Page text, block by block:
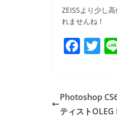
ZEISSより少し
れませんね！
F
e
b
T
er
Photoshop
ティスト